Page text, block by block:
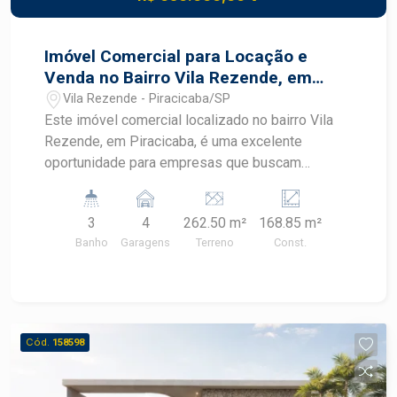
Imóvel Comercial para Locação e
Venda no Bairro Vila Rezende, em
Piracicaba
Vila Rezende - Piracicaba/SP
Este imóvel comercial localizado no bairro Vila
Rezende, em Piracicaba, é uma excelente
oportunidade para empresas que buscam
infraestrutura diferenciada e localização
estratégica, oferece praticidade, visibilidade e
excelente potencial para diversos segmentos
distribuídos - 4 vagas de estacionamento - Área
construída de 168,85 m² - Área de terreno com
262,00 m² DIFERENCIAIS DO IMÓVEL - Imóvel
3
Banho
4
Garagens
262.50 m²
Terreno
168.85 m²
Const.
Cód. 158598